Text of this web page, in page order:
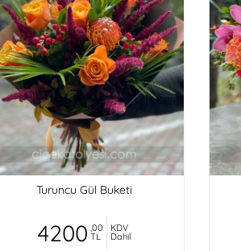
Turuncu Gül Buketi
4200 ,00
TL
KDV
Dahil